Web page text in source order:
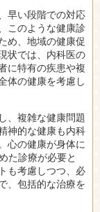
早い段階での対応
このような健康診
め、地域の健康促
状では、内科医の
に特有の疾患や複
体の健康を考慮し
、複雑な健康問題
神的な健康も内科
心の健康が身体に
た診療が必要と
も考慮しつつ、必
、包括的な治療を